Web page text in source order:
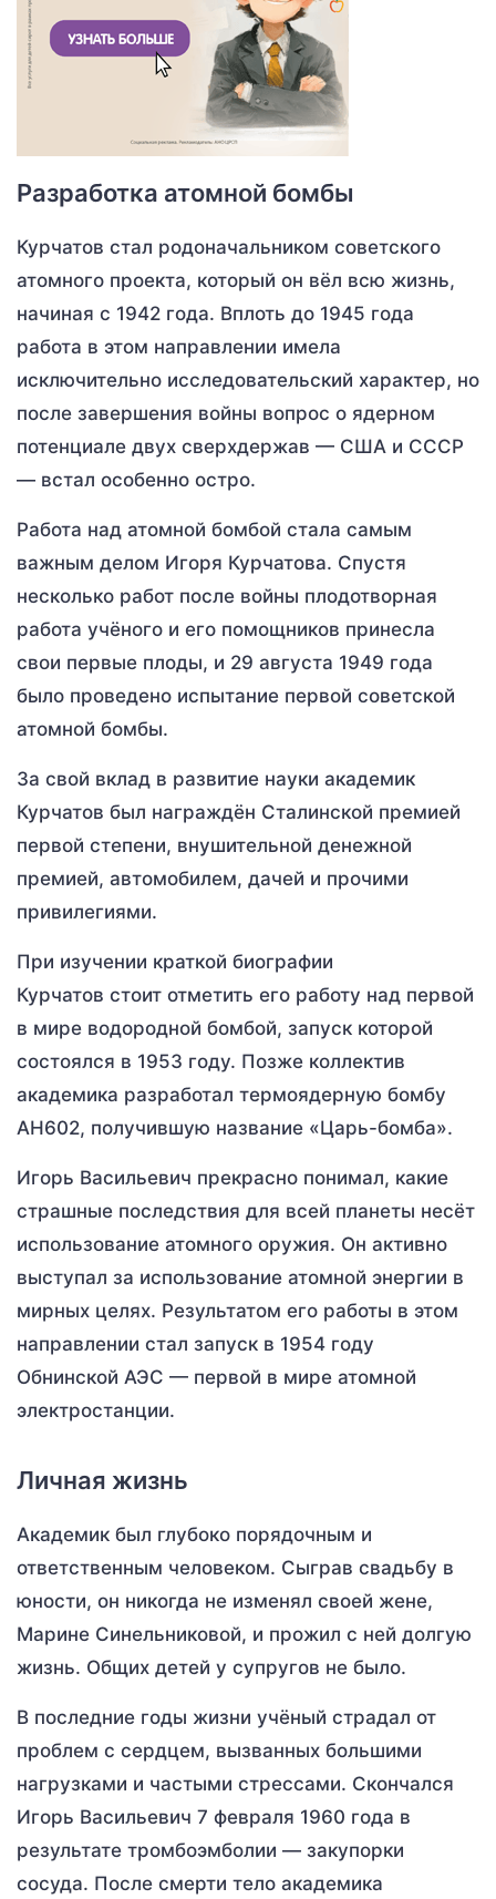
Разработка атомной бомбы
Курчатов стал родоначальником советского
атомного проекта, который он вёл всю жизнь,
начиная с 1942 года. Вплоть до 1945 года
работа в этом направлении имела
исключительно исследовательский характер, но
после завершения войны вопрос о ядерном
потенциале двух сверхдержав — США и СССР
— встал особенно остро.
Работа над атомной бомбой стала самым
важным делом Игоря Курчатова. Спустя
несколько работ после войны плодотворная
работа учёного и его помощников принесла
свои первые плоды, и 29 августа 1949 года
было проведено испытание первой советской
атомной бомбы.
За свой вклад в развитие науки академик
Курчатов был награждён Сталинской премией
первой степени, внушительной денежной
премией, автомобилем, дачей и прочими
привилегиями.
При изучении краткой биографии
Курчатов стоит отметить его работу над первой
в мире водородной бомбой, запуск которой
состоялся в 1953 году. Позже коллектив
академика разработал термоядерную бомбу
АН602, получившую название «Царь-бомба».
Игорь Васильевич прекрасно понимал, какие
страшные последствия для всей планеты несёт
использование атомного оружия. Он активно
выступал за использование атомной энергии в
мирных целях. Результатом его работы в этом
направлении стал запуск в 1954 году
Обнинской АЭС — первой в мире атомной
электростанции.
Личная жизнь
Академик был глубоко порядочным и
ответственным человеком. Сыграв свадьбу в
юности, он никогда не изменял своей жене,
Марине Синельниковой, и прожил с ней долгую
жизнь. Общих детей у супругов не было.
В последние годы жизни учёный страдал от
проблем с сердцем, вызванных большими
нагрузками и частыми стрессами. Скончался
Игорь Васильевич 7 февраля 1960 года в
результате тромбоэмболии — закупорки
сосуда. После смерти тело академика